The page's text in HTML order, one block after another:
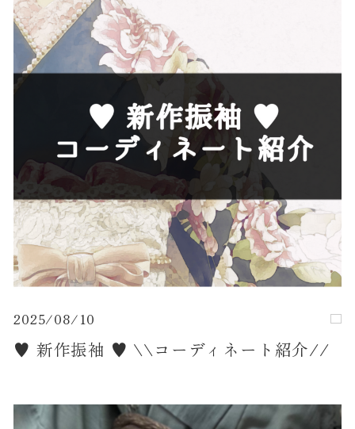
2025/08/10
♥︎ 新作振袖 ♥︎ \\コーディネート紹介//